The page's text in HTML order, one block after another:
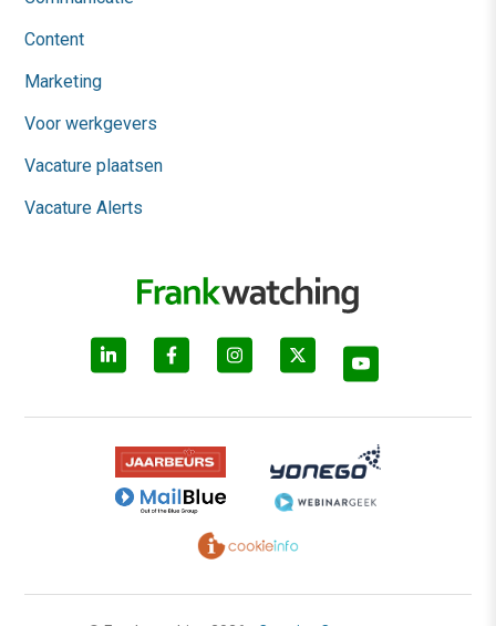
Content
Marketing
Voor werkgevers
Vacature plaatsen
Vacature Alerts